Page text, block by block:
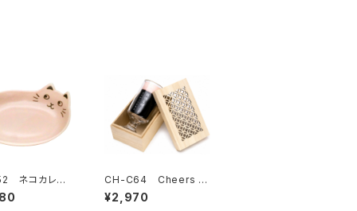
ネコカレー
ク
CH-C64 Cheers ク
ラフトビアグラス 喉ご
し
¥2,970